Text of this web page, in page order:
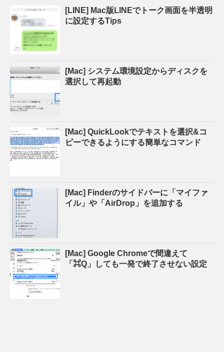
[LINE] Mac版LINEでトーク画面を半透明
に設定するTips
[Mac] システム環境設定からディスクを
選択して再起動
[Mac] QuickLookでテキストを選択&コ
ピーできるようにする簡単なコマンド
[Mac] Finderのサイドバーに「マイファ
イル」や「AirDrop」を追加する
[Mac] Google Chromeで間違えて
「⌘Q」しても一発で終了させない設定